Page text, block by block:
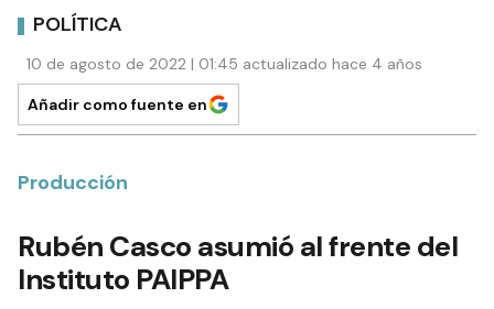
POLÍTICA
10 de agosto de 2022 | 01:45 actualizado hace 4 años
Añadir como fuente en
Producción
Rubén Casco asumió al frente del
Instituto PAIPPA